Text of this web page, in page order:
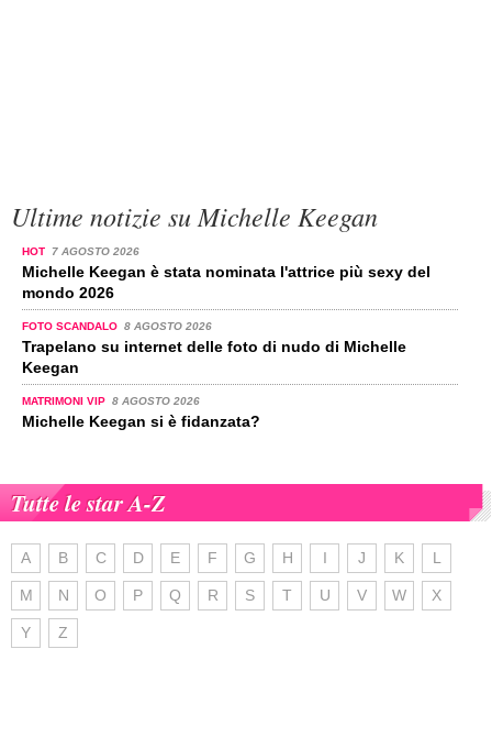
Ultime notizie su Michelle Keegan
HOT 7 AGOSTO 2026
Michelle Keegan è stata nominata l'attrice più sexy del
mondo 2026
FOTO SCANDALO 8 AGOSTO 2026
Trapelano su internet delle foto di nudo di Michelle
Keegan
MATRIMONI VIP 8 AGOSTO 2026
Michelle Keegan si è fidanzata?
Tutte le star A-Z
A B C D E F G H I J K L
M N O P Q R S T U V W X
Y Z